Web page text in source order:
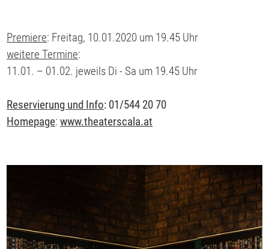
Premiere: Freitag, 10.01.2020 um 19.45 Uhr
weitere Termine:
11.01. – 01.02. jeweils Di - Sa um 19.45 Uhr
Reservierung und Info: 01/544 20 70
Homepage:www.theaterscala.at